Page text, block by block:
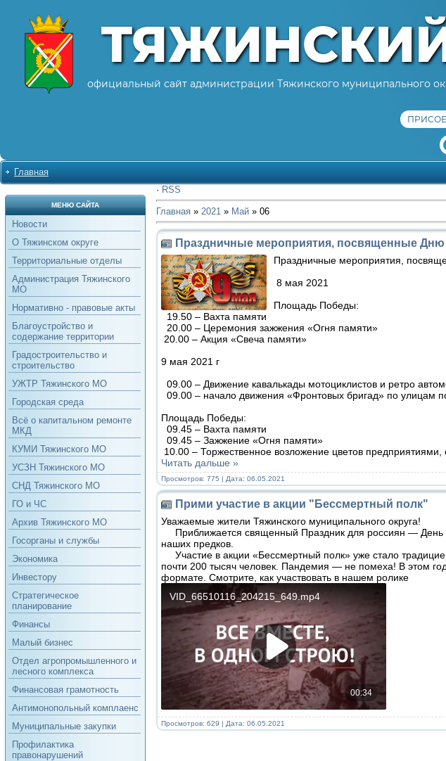
официальный сайт администрации Тяжинского муниципального
Главная
МЕНЮ САЙТА
Новости
О Тяжинском округе
Территориальные отделы
Администрация Тяжинского
МО
Нормативно - правовые акты
Благоустройство и
содержание территории
Градостроительство и
строительство
УЖТР Тяжинского МО
Городская среда
Всё о капитальном ремонте
МКД
КУМИ Тяжинского МО
УСЗН Тяжинского МО
СНД Тяжинского МО
ГО и ЧС
Архив Тяжинского МО
Госорганы и службы
Экономика
Инвестору
Стратегическое
планирование
Финансы
Малый бизнес
Отдел агропромышленного и
лесного комплекса
Финансовая грамотность
Антимонопольный комплаенс
Муниципальные закупки
Профилактика
правонарушений
· RSS
Главная» 2021 » Май » 06
Праздничные мероприятия, посвященные
Праздничные мероприятия,
8 мая 2021
Площадь Победы:
19.50 – Вахта памяти
20.00 – Церемония зажжения «Огня памяти»
20.00 – Акция «Свеча памяти»
9 мая 2021 г
09.00 – Движение кавалькады мотоциклистов и ретро
09.00 – начало движения «Фронтовых бригад» по улицам
Площадь Победы:
09.45 – Вахта памяти
09.45 – Зажжение «Огня памяти»
10.00 – Торжественное возложение цветов
Читать дальше »
Просмотров: 775 | Дата: 06.05.2021
Прими участие в акции "Бессмертный полк"
Уважаемые жители Тяжинского муниципального округа!
Приближается священный Праздник для россиян — День
наших предков.
Участие в акции «Бессмертный полк» уже стало
почти 200 тысяч человек. Пандемия — не помеха! В этом
формате. Смотрите, как участвовать в нашем ролике
Просмотров: 629 | Дата: 06.05.2021